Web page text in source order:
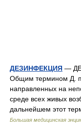
ДЕЗИНФЕКЦИЯ —
Общим термином Д.
направленных на
среде всех живых
дальнейшем этот
Большая медицинская